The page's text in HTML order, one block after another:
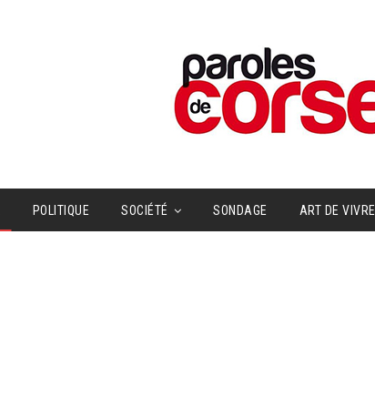
POLITIQUE SOCIÉTÉ SONDAGE ART DE VIVRE